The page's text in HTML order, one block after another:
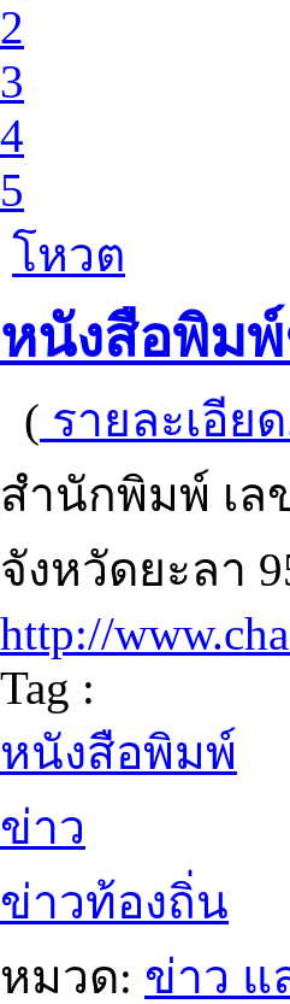
2
3
4
5
โหวต
หนังสือพิม
( รายละเอีย
สำนักพิมพ์ เล
จังหวัดยะลา
http://
Tag :
หนังสือพิมพ์
ข่าว
ข่าวท้องถิ่น
หมวด: ข่าว แ